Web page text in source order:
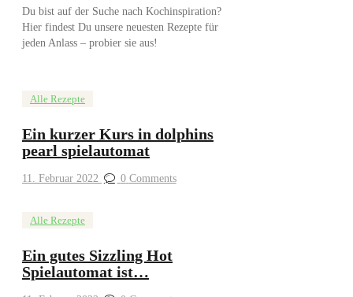
Du bist auf der Suche nach Kochinspiration?
Hier findest Du unsere neuesten Rezepte für
jeden Anlass – probier sie aus!
Alle Rezepte
Ein kurzer Kurs in dolphins
pearl spielautomat
11. Februar 2022 0 Comments
Alle Rezepte
Ein gutes Sizzling Hot
Spielautomat ist…